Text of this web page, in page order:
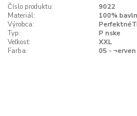
Číslo produktu:
9022
Materiál:
100%
Výrobca:
Typ:
P nske
Veľkosť:
XXL
Farba:
05 - ¬erven